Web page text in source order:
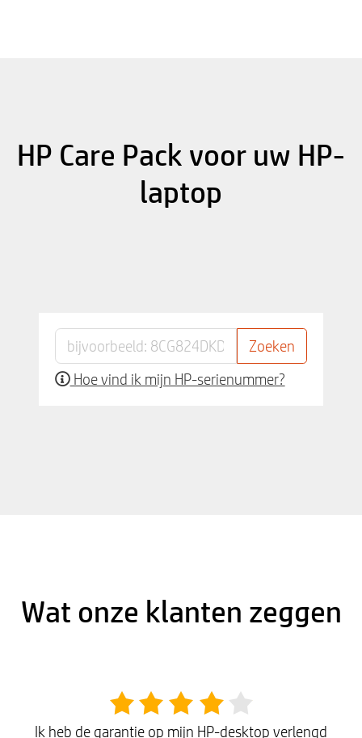
HP Care Pack voor uw HP-
laptop
Hoe vind ik mijn HP-serienummer?
Wat onze klanten zeggen
Ik heb de garantie op mijn HP-desktop verlengd